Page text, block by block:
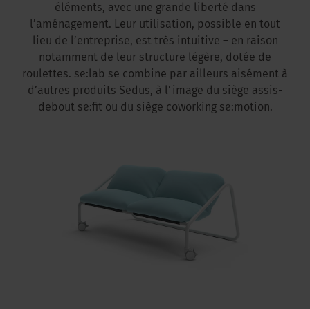
éléments, avec une grande liberté dans
l’aménagement. Leur utilisation, possible en tout
lieu de l’entreprise, est très intuitive – en raison
notamment de leur structure légère, dotée de
roulettes. se:lab se combine par ailleurs aisément à
d’autres produits Sedus, à l’image du siège assis-
debout se:fit ou du siège coworking se:motion.